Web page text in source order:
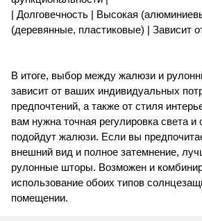
| Долговечность | Высокая
(деревянные, пластиковые) | Зависит
В итоге, выбор между жалюзи и
зависит от ваших индивидуальных
предпочтений, а также от стиля
вам нужна точная регулировка света и
подойдут жалюзи. Если вы
внешний вид и полное затемнение,
рулонные шторы. Возможен и
использование обоих типов
помещении.